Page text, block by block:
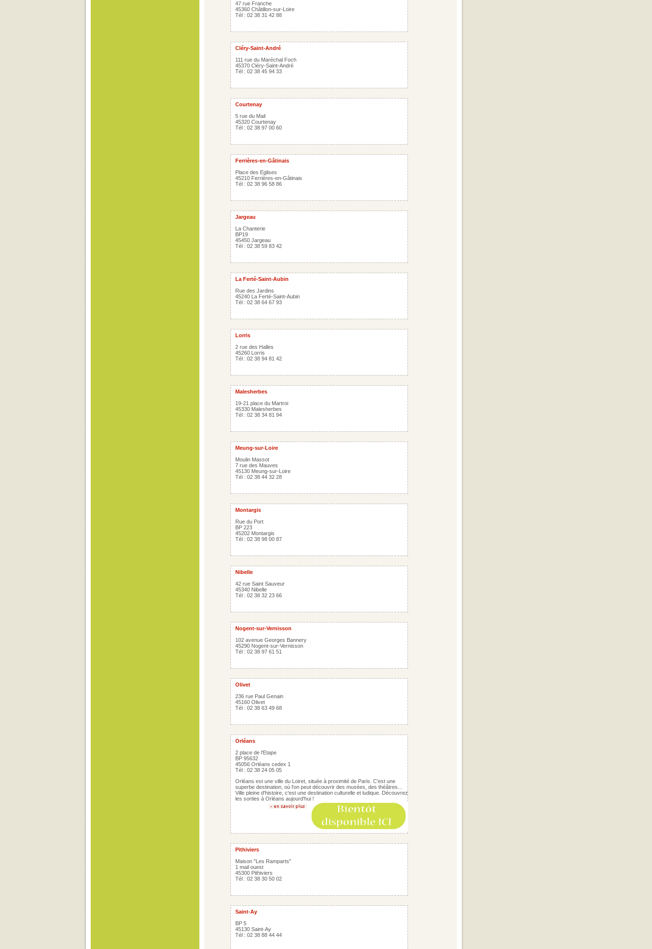
47 rue Franche
45360 Châtillon-sur-Loire
Tél : 02 38 31 42 88
Cléry-Saint-André
111 rue du Maréchal Foch
45370 Cléry-Saint-André
Tél : 02 38 45 94 33
Courtenay
5 rue du Mail
45320 Courtenay
Tél : 02 38 97 00 60
Ferrières-en-Gâtinais
Place des Eglises
45210 Ferrières-en-Gâtinais
Tél : 02 38 96 58 86
Jargeau
La Chanterie
BP19
45450 Jargeau
Tél : 02 38 59 83 42
La Ferté-Saint-Aubin
Rue des Jardins
45240 La Ferté-Saint-Aubin
Tél : 02 38 64 67 93
Lorris
2 rue des Halles
45260 Lorris
Tél : 02 38 94 81 42
Malesherbes
19-21 place du Martroi
45330 Malesherbes
Tél : 02 38 34 81 94
Meung-sur-Loire
Moulin Massot
7 rue des Mauves
45130 Meung-sur-Loire
Tél : 02 38 44 32 28
Montargis
Rue du Port
BP 223
45202 Montargis
Tél : 02 38 98 00 87
Nibelle
42 rue Saint Sauveur
45340 Nibelle
Tél : 02 38 32 23 66
Nogent-sur-Vernisson
102 avenue Georges Bannery
45290 Nogent-sur-Vernisson
Tél : 02 38 97 61 51
Olivet
236 rue Paul Genain
45160 Olivet
Tél : 02 38 63 49 68
Orléans
2 place de l'Etape
BP 95632
45056 Orléans cedex 1
Tél : 02 38 24 05 05
Orléans est une ville du Loiret, située à proximité de Paris. C'est une
superbe destination, où l'on peut découvrir des musées, des théâtres...
Ville pleine d'histoire, c'est une destination culturelle et ludique. Découvrez
les sorties à Orléans aujourd'hui !
Pithiviers
Maison "Les Ramparts"
1 mail ouest
45300 Pithiviers
Tél : 02 38 30 50 02
Saint-Ay
BP 5
45130 Saint-Ay
Tél : 02 38 88 44 44